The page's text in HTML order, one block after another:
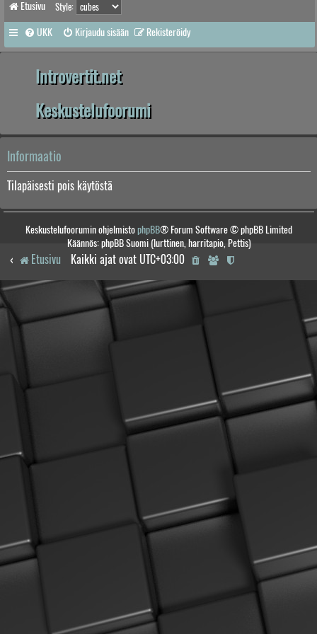
Etusivu Style:
UKK Kirjaudu sisään Rekisteröidy
Introvertit.net
Keskustelufoorumi
Informaatio
Tilapäisesti pois käytöstä
Keskustelufoorumin ohjelmistophpBB® Forum Software © phpBB Limited
Käännös: phpBB Suomi (lurttinen, harritapio, Pettis)
Etusivu Kaikki ajat ovat UTC+03:00